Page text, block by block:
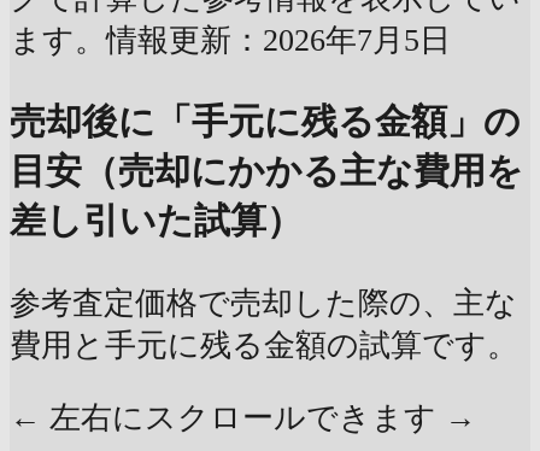
ます。情報更新：2026年7月5日
売却後に「手元に残る金額」の
目安（売却にかかる主な費用を
差し引いた試算）
参考査定価格で売却した際の、主な
費用と手元に残る金額の試算です。
← 左右にスクロールできます →